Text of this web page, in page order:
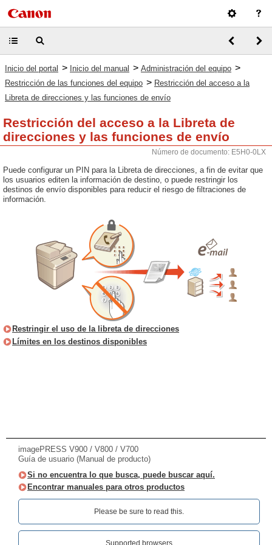
Inicio del portal > Inicio del manual > Administración del equipo >
Restricción de las funciones del equipo > Restricción del acceso a la
Libreta de direcciones y las funciones de envío
Restricción del acceso a la Libreta de
direcciones y las funciones de envío
Número de documento: E5H0-0LX
Puede configurar un PIN para la Libreta de direcciones, a fin de evitar que
los usuarios editen la información de destino, o puede restringir los
destinos de envío disponibles para reducir el riesgo de filtraciones de
información.
Restringir el uso de la libreta de direcciones
Límites en los destinos disponibles
imagePRESS V900 / V800 / V700
Guía de usuario (Manual de producto)
Si no encuentra lo que busca, puede buscar aquí.
Encontrar manuales para otros productos
Please be sure to read this.‎
Supported browsers